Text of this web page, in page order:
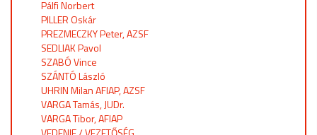
Pálfi Norbert
PILLER Oskár
PREZMECZKY Peter, AZSF
SEDLIAK Pavol
SZABÓ Vince
SZÁNTÓ László
UHRIN Milan AFIAP, AZSF
VARGA Tamás, JUDr.
VARGA Tibor, AFIAP